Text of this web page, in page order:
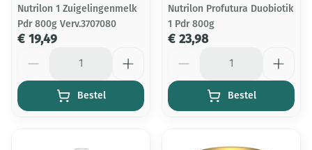
Nutrilon 1 Zuigelingenmelk
Pdr 800g Verv.3707080
€ 19,49
Bestel
Nutrilon Profutura Duobiotik
1 Pdr 800g
€ 23,98
Bestel